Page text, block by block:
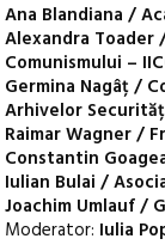
Ana Blandiana /
Alexandra
Comunismului –
Germina Nagâț /
Arhivelor
Raimar Wagner /
Constantin
Iulian Bulai /
Joachim Umlauf /
Moderator: Iulia